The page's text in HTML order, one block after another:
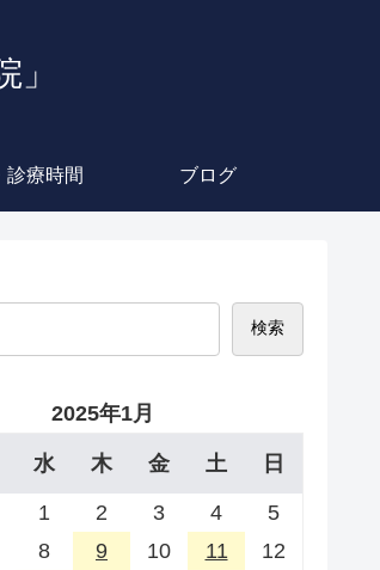
診療時間 ブログ
検索
2025年1月
水 木 金 土 日
1 2 3 4
5
8 9 10 11
12